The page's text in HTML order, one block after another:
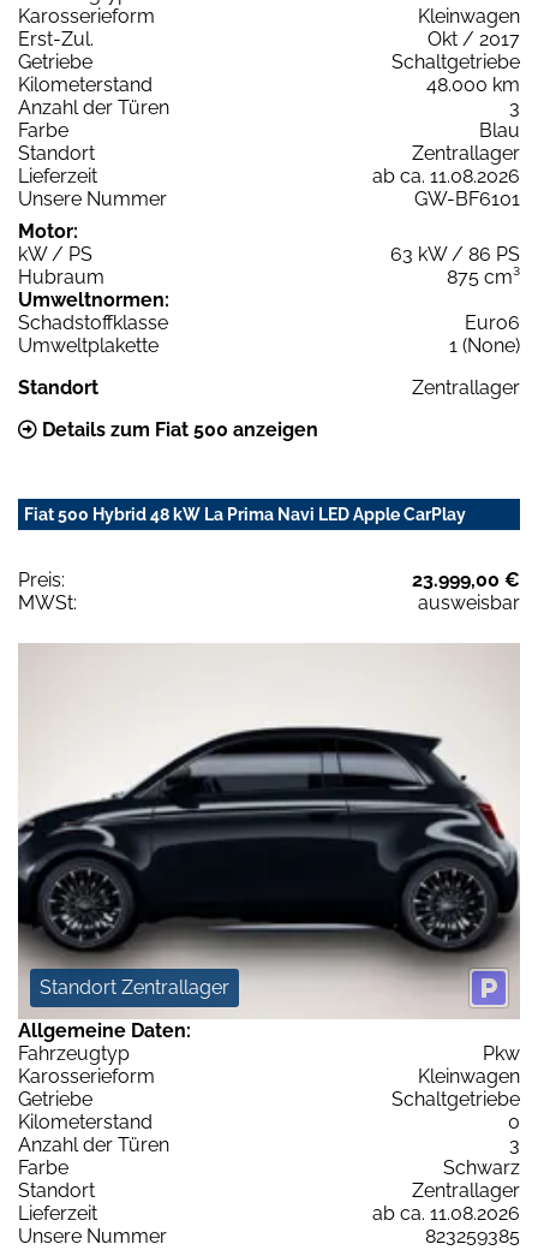
Karosserieform
Kleinwagen
Erst-Zul.
Okt / 2017
Getriebe
Schaltgetriebe
Kilometerstand
48.000 km
Anzahl der Türen
3
Farbe
Blau
Standort
Zentrallager
Lieferzeit
ab ca. 11.08.2026
Unsere Nummer
GW-BF6101
Motor:
kW / PS
63 kW / 86 PS
Hubraum
875 cm³
Umweltnormen:
Schadstoffklasse
Euro6
Umweltplakette
1 (None)
Standort
Zentrallager
Details zum Fiat 500 anzeigen
Fiat 500 Hybrid 48 kW La Prima Navi LED Apple CarPlay
Preis:
23.999,00 €
MWSt:
ausweisbar
Standort Zentrallager
Allgemeine Daten:
Fahrzeugtyp
Pkw
Karosserieform
Kleinwagen
Getriebe
Schaltgetriebe
Kilometerstand
0
Anzahl der Türen
3
Farbe
Schwarz
Standort
Zentrallager
Lieferzeit
ab ca. 11.08.2026
Unsere Nummer
823259385